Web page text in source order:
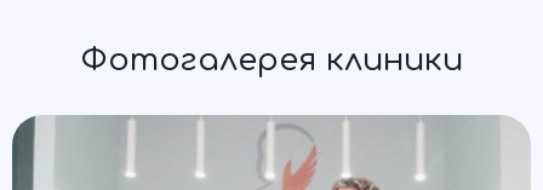
Фотогалерея клиники